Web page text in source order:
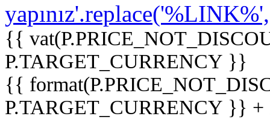
{{
P.TARGET_CURRENCY }}
{{
P.TARGET_CURRENCY }}